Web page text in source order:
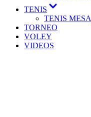
TENIS
TENIS MESA
TORNEO
VOLEY
VIDEOS